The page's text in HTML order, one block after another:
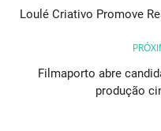
Loulé Criativo Promove
Filmaporto abre
produção